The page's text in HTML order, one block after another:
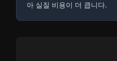
아 실질 비용이 더 큽니다.